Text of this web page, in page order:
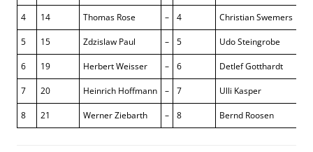
4 14 Thomas Rose – 4 Christian Swemers
5 15 Zdzislaw Paul – 5 Udo Steingrobe
6 19 Herbert Weisser – 6 Detlef Gotthardt
7 20 Heinrich Hoffmann – 7 Ulli Kasper
8 21 Werner Ziebarth – 8 Bernd Roosen